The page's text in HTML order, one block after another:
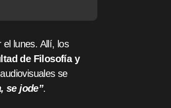
lunes. Allí, los
de Filosofía y
se
se jode”.